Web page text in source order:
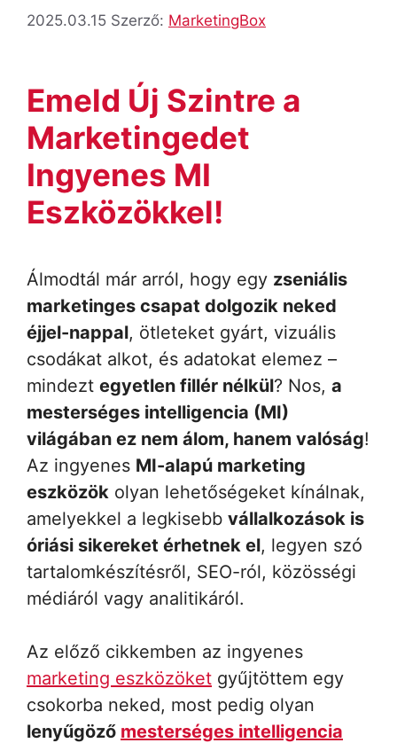
2025.03.15 Szerző: MarketingBox
Emeld Új Szintre a
Marketingedet
Ingyenes MI
Eszközökkel!
Álmodtál már arról, hogy egy zseniális
marketinges csapat dolgozik neked
éjjel-nappal, ötleteket gyárt, vizuális
csodákat alkot, és adatokat elemez –
mindezt egyetlen fillér nélkül? Nos, a
mesterséges intelligencia (MI)
világában ez nem álom, hanem valóság!
Az ingyenes MI-alapú marketing
eszközök olyan lehetőségeket kínálnak,
amelyekkel a legkisebb vállalkozások is
óriási sikereket érhetnek el, legyen szó
tartalomkészítésről, SEO-ról, közösségi
médiáról vagy analitikáról.
Az előző cikkemben az ingyenes
marketing eszközöket gyűjtöttem egy
csokorba neked, most pedig olyan
lenyűgöző mesterséges intelligencia